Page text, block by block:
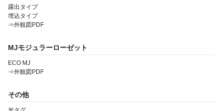
露出タイプ
埋込タイプ
⇒外観図PDF
MJモジュラーローゼット
ECO MJ
⇒外観図PDF
その他